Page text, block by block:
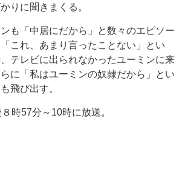
りに聞きまくる。
も「中居にだから」と数々のエピソー
これ、あまり言ったことない」とい
テレビに出られなかったユーミンに来
に「私はユーミンの奴隷だから」とい
飛び出す。
時57分～10時に放送。